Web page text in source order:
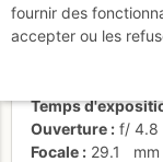
Date/heure
6
Contributeur
Temps
Ouverture
f/ 4.8
Focale
29.1
mm
fournir des
accepter ou les